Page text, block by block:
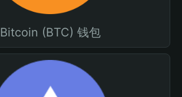
Bitcoin (BTC) 钱包